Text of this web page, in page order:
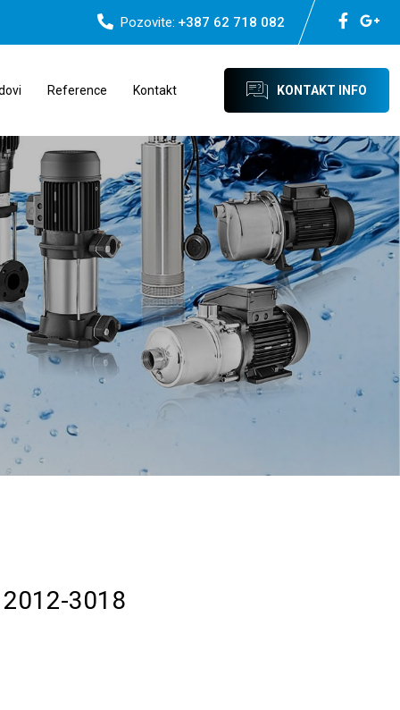
Pozovite: +387 62 718 082
Reference Kontakt KONTAKT INFO
3018